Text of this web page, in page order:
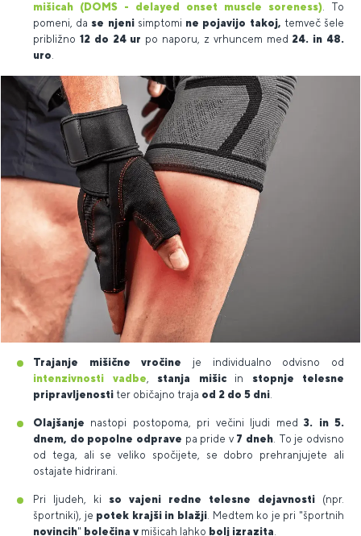
mišicah (DOMS - delayed onset muscle soreness). To
pomeni, da se njenisimptomi ne pojavijo takoj, temveč šele
približno 12 do 24 ur po naporu, z vrhuncem med 24. in 48.
uro.
Trajanje mišične vročine je individualno odvisno od
intenzivnosti vadbe
stanja mišic in stopnje telesne
pripravljenosti ter običajno traja od 2 do 5 dni
Olajšanje nastopi postopoma, pri večini ljudi med3. in 5.
dnem, do popolne odprave pa pride v 7 dneh . To je odvisno
od tega, ali se veliko spočijete, se dobro prehranjujete ali
ostajate hidrirani.
Pri ljudeh, ki so vajeni redne telesne dejavnosti (npr.
športniki), je potek krajši in blažji . Medtem ko je pri "športnih
novincih" bolečina v mišicah lahko bolj izrazita